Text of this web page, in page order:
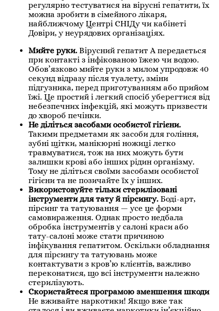
регулярно тестуватися на вірусні гепатити, їх
можна зробити в сімейного лікаря,
найближчому Центрі СНІДу чи кабінеті
Довіри, у неурядових організаціях.
Мийте руки. Вірусний гепатит А передається
при контакті з інфікованою їжею чи водою.
Обов’язково мийте руки з милом упродовж 40
секунд відразу після туалету, зміни
підгузника, перед приготуванням або прийом
їжі. Це простий і легкий спосіб уберегтися від
небезпечних інфекцій, які можуть призвести
до хвороб печінки.
Не діліться засобами особистої гігієни.
Такими предметами як засоби для гоління,
зубні щітки, манікюрні ножиці легко
травмуватися, тож на них можуть бути
залишки крові або інших рідин організму.
Тому не діліться своїми засобами особистої
гігієни та не позичайте їх у інших.
Використовуйте тільки стерилізовані
інструменти для тату й пірсингу. Боді-арт,
пірсинг та татуювання — усе це форми
самовираження. Однак просто недбала
обробка інструментів у салоні краси або
тату-салоні може стати причиною
інфікування гепатитом. Оскільки обладнання
для пірсингу та татуювань може
контактувати з кров’ю клієнтів, важливо
переконатися, що всі інструменти належно
стерилізують.
Скористайтеся програмою зменшення шкоди
Не вживайте наркотики! Якщо вже так